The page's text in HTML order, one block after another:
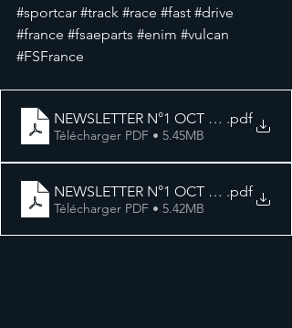
#sportcar #track #race #fast #drive
#france #fsaeparts #enim #vulcan
#FSFrance
NEWSLETTER N°1 OCT 2021 FR
.pdf
Télécharger PDF • 5.45MB
NEWSLETTER N°1 OCT 2021 ENG
.pdf
Télécharger PDF • 5.42MB